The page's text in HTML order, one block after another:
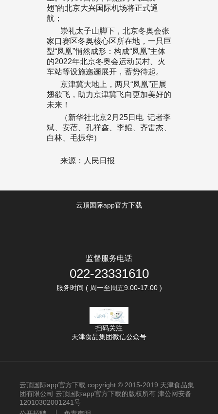
翅”的北京大兴国际机场将正式通
航；
崇礼太子山脚下，北京冬奥会张
家口赛区冬奥核心区所在地，一只巨
型“凤凰”悄然成形：构成“凤凰”主体
的2022年北京冬奥会运动员村、火
车站等设施迤逦展开，蓄势待起。
京津冀大地上，两只“凤凰”正展
翅欲飞，助力京津冀飞向更加美好的
未来！
（新华社北京2月25日电 记者李
斌、安蓓、孔祥鑫、李鲲、齐雷杰、
白林、毛振华）
来源：人民日报
云顶国际app官方下载
监督服务电话
022-23331610
服务时间 ( 周一至周五9:00-17:00 )
扫码关注
天津食品集团微信公众号
云顶国际app官方下载 copyright © 2015-2019 天津食品集
团有限公司 云顶国际app官方下载的版权所有 津公网安备
12010302001241号